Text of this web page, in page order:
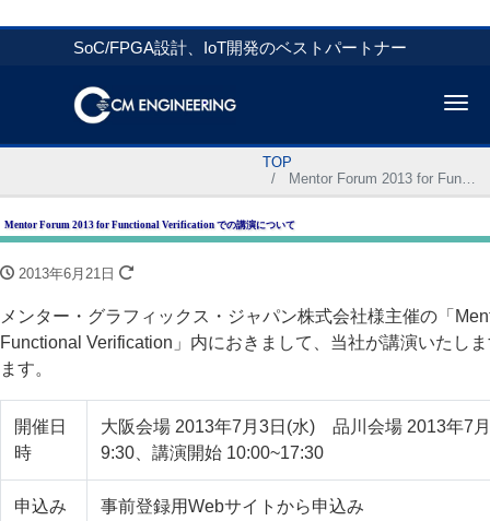
SoC/FPGA設計、IoT開発のベストパートナー
TOP
Mentor Forum 2013 for Functional Verification での講演について
Mentor Forum 2013 for Functional Verification での講演について
2013年6月21日
メンター・グラフィックス・ジャパン株式会社様主催の「
Functional Verification」内におきまして、当社が講演いたし
ます。
開催日
時
大阪会場 2013年7月3日(水) 品川会場 2013年7
9:30、講演開始 10:00~17:30
申込み
事前登録用Webサイトから申込み